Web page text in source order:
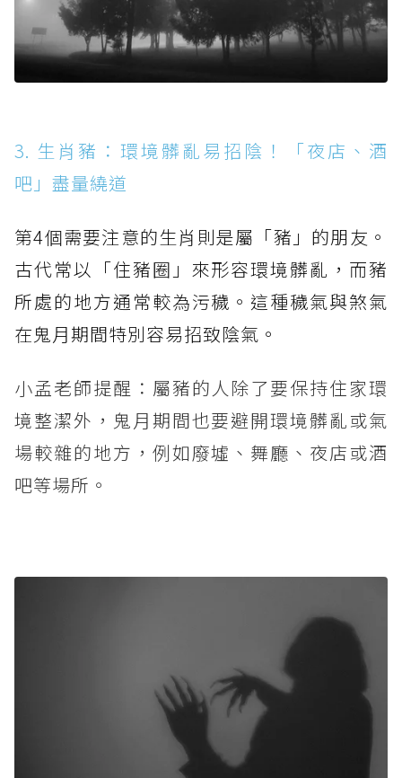
3. 生肖豬：環境髒亂易招陰！「夜店、酒
吧」盡量繞道
第4個需要注意的生肖則是屬「豬」的朋友。
古代常以「住豬圈」來形容環境髒亂，而豬
所處的地方通常較為污穢。這種穢氣與煞氣
在鬼月期間特別容易招致陰氣。
小孟老師提醒：屬豬的人除了要保持住家環
境整潔外，鬼月期間也要避開環境髒亂或氣
場較雜的地方，例如廢墟、舞廳、夜店或酒
吧等場所。